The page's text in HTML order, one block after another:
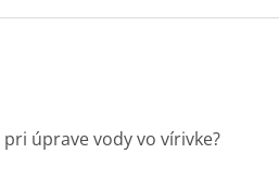
a
r
v
v
úprave vody vo vírivke?